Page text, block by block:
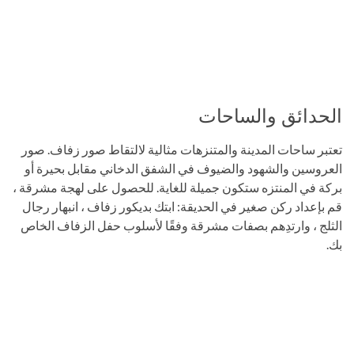
الحدائق والساحات
تعتبر ساحات المدينة والمتنزهات مثالية لالتقاط صور زفاف. صور
العروسين والشهود والضيوف في الشفق الدخاني مقابل بحيرة أو
بركة في المنتزه ستكون جميلة للغاية. للحصول على لهجة مشرقة ،
قم بإعداد ركن صغير في الحديقة: ابتك بديكور زفاف ، انبهار رجال
الثلج ، وارتدِهم بصفات مشرقة وفقًا لأسلوب حفل الزفاف الخاص
بك.